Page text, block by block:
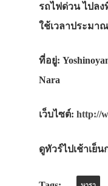
รถไฟด่วน ไปลง
ใช้เวลาประมาณ
ที่อยู่:
Nara
เว็บไซต์: http://
ดูทัวร์ไปเช้าเย็น